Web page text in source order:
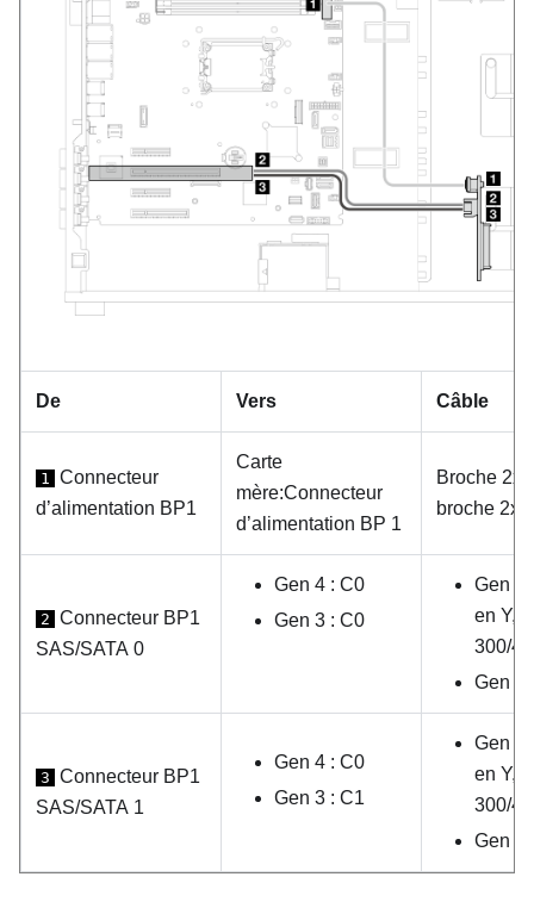
De Vers Câble
1
Connecteur
d’alimentation BP1
Carte
mère:Connecteur
d’alimentation BP 1
Broche
broche
2 Connecteur BP1
SAS/SATA 0
Gen 4 : C0
Gen 3 : C0
Gen 4
en Y,
300/
Gen 3
3 Connecteur BP1
SAS/SATA 1
Gen 4 : C0
Gen 3 : C1
Gen 4
en Y,
300/
Gen 3